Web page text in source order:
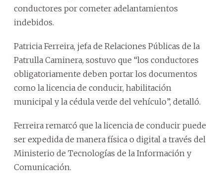
conductores por cometer adelantamientos
indebidos.
Patricia Ferreira, jefa de Relaciones Públicas de la
Patrulla Caminera, sostuvo que “los conductores
obligatoriamente deben portar los documentos
como la licencia de conducir, habilitación
municipal y la cédula verde del vehículo”, detalló.
Ferreira remarcó que la licencia de conducir puede
ser expedida de manera física o digital a través del
Ministerio de Tecnologías de la Información y
Comunicación.